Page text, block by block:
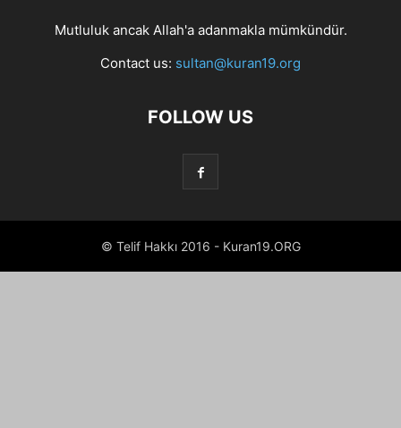
Mutluluk ancak Allah'a adanmakla mümkündür.
Contact us: sultan@kuran19.org
FOLLOW US
© Telif Hakkı 2016 - Kuran19.ORG